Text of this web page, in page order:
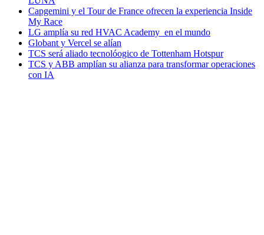
Capgemini y el Tour de France ofrecen la experiencia Inside
My Race
LG amplía su red HVAC Academy en el mundo
Globant y Vercel se alían
TCS será aliado tecnolóogico de Tottenham Hotspur
TCS y ABB amplían su alianza para transformar operaciones
con IA